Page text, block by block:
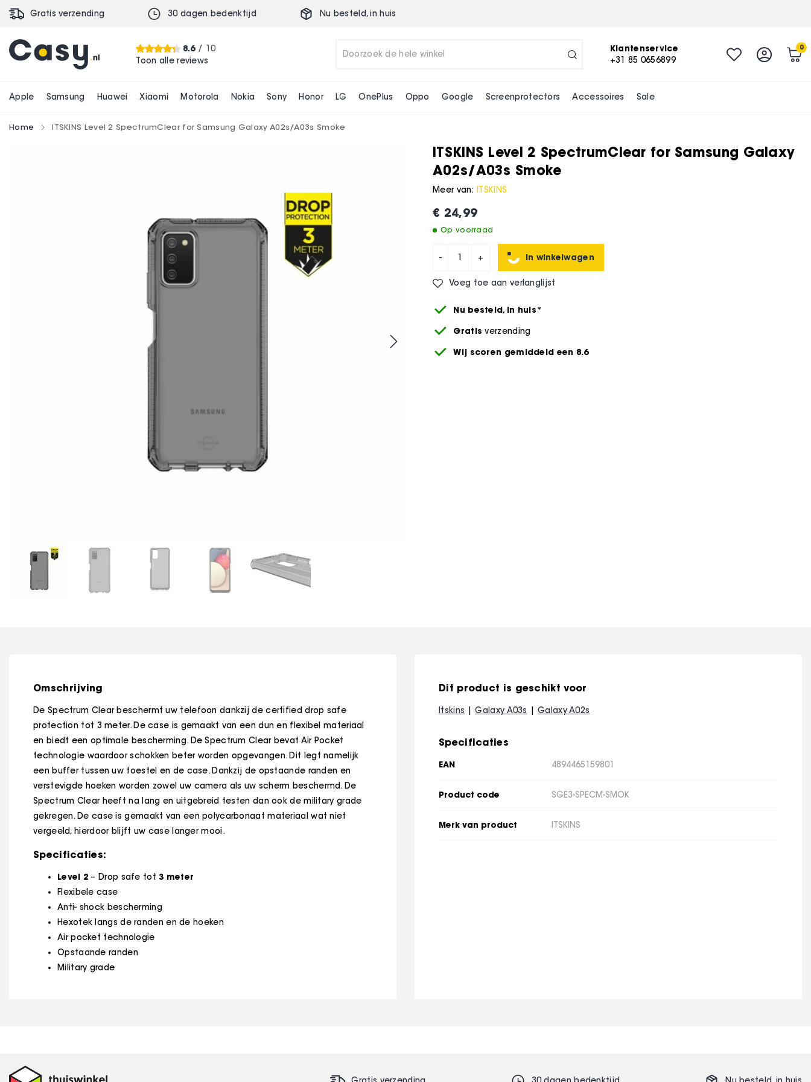
Gratis verzending 30 dagen bedenktijd Nu besteld,in huis
Klantenservice
+31 85 0656899
8.6/ 10
Toon alle reviews
0
Apple Samsung Huawei Xiaomi Motorola Nokia Sony Honor LG OnePlus Oppo Google Screenprotectors Accessoires Sale
Home ITSKINS Level 2 SpectrumClear for Samsung Galaxy A02s/A03s Smoke
ITSKINS Level 2 SpectrumClear for Samsung Galaxy
A02s/A03s Smoke
€ 24,99
Op voorraad
ITSKINS Level 2 SpectrumClear for Samsung Galaxy A02s/A03s Smoke
- + In winkelwagen
Voeg toe aan verlanglijst
Meer van: ITSKINS
Nu besteld, in huis*
Gratis verzending
Wij scoren gemiddeld een 8.6
Omschrijving
De Spectrum Clear beschermt uw telefoon dankzij de certified drop safe
protection tot 3 meter. De case is gemaakt van een dun en flexibel materiaal
en biedt een optimale bescherming. De Spectrum Clear bevat Air Pocket
technologie waardoor schokken beter worden opgevangen. Dit legt namelijk
een buffer tussen uw toestel en de case. Dankzij de opstaande randen en
verstevigde hoeken worden zowel uw camera als uw scherm beschermd. De
Spectrum Clear heeft na lang en uitgebreid testen dan ook de military grade
gekregen. De case is gemaakt van een polycarbonaat materiaal wat niet
vergeeld, hierdoor blijft uw case langer mooi.
Specificaties:
Level 2 – Drop safe tot 3 meter
Flexibele case
Anti- shock bescherming
Hexotek langs de randen en de hoeken
Air pocket technologie
Opstaande randen
Military grade
Dit product is geschikt voor
Itskins Galaxy A03s Galaxy A02s
Specificaties
EAN 4894465159801
Product code SGE3-SPECM-SMOK
Merk van product ITSKINS